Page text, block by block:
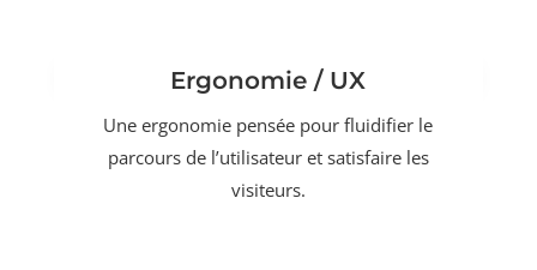
Ergonomie / UX
Une ergonomie pensée pour fluidifier le
parcours de l’utilisateur et satisfaire les
visiteurs.